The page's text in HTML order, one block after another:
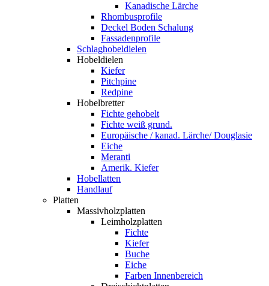
Kanadische Lärche
Rhombusprofile
Deckel Boden Schalung
Fassadenprofile
Schlaghobeldielen
Hobeldielen
Kiefer
Pitchpine
Redpine
Hobelbretter
Fichte gehobelt
Fichte weiß grund.
Europäische / kanad. Lärche/ Douglasie
Eiche
Meranti
Amerik. Kiefer
Hobellatten
Handlauf
Platten
Massivholzplatten
Leimholzplatten
Fichte
Kiefer
Buche
Eiche
Farben Innenbereich